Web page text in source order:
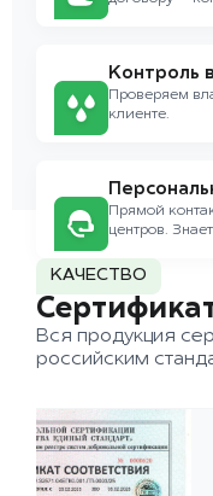
Контроль
Проверяем
клиенте.
Прямой
центров.
КАЧЕСТВО
Вся продукция
российским